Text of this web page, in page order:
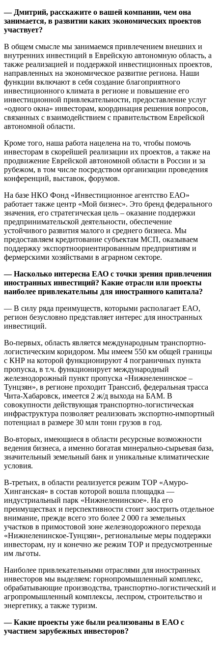
— Дмитрий, расскажите о вашей компании, чем она
занимается, в развитии каких экономических проектов
участвует?
В общем смысле мы занимаемся привлечением внешних и
внутренних инвестиций в Еврейскую автономную область, а
также реализацией и поддержкой инвестиционных проектов,
направленных на экономическое развитие региона. Наши
функции включают в себя создание благоприятного
инвестиционного климата в регионе и повышение его
инвестиционной привлекательности, предоставление услуг
«одного окна» инвесторам, координация решения вопросов,
связанных с взаимодействием с правительством Еврейской
автономной области.
Кроме того, наша работа нацелена на то, чтобы помочь
инвесторам в скорейшей реализации их проектов, а также на
продвижение Еврейской автономной области в России и за
рубежом, в том числе посредством организации проведения
конференций, выставок, форумов.
На базе НКО Фонд «Инвестиционное агентство ЕАО»
работает также центр «Мой бизнес». Это бренд федерального
значения, его стратегическая цель – оказание поддержки
предпринимательской деятельности, обеспечение
устойчивого развития малого и среднего бизнеса. Мы
предоставляем кредитование субъектам МСП, оказываем
поддержку экспортноориентированным предприятиям и
фермерскими хозяйствами в аграрном секторе.
— Насколько интересна ЕАО с точки зрения привлечения
иностранных инвестиций? Какие отрасли или проекты
наиболее привлекательны для иностранного капитала?
— В силу ряда преимуществ, которыми располагает ЕАО,
регион безусловно представляет интерес для иностранных
инвестиций.
Во-первых, область является международным транспортно-
логистическим коридором. Мы имеем 550 км общей границы
с КНР на которой функционируют 4 пограничных пункта
пропуска, в т.ч. функционирует международный
железнодорожный пункт пропуска «Нижнеленинское –
Тунцзян», в регионе проходит Транссиб, федеральная трасса
Чита-Хабаровск, имеется 2 ж/д выхода на БАМ. В
совокупности действующая транспортно-логистическая
инфраструктура позволяет реализовать экспортно-импортный
потенциал в размере 30 млн тонн грузов в год.
Во-вторых, имеющиеся в области ресурсные возможности
ведения бизнеса, а именно богатая минерально-сырьевая база,
значительный земельный банк и уникальные климатические
условия.
В-третьих, в области реализуется режим ТОР «Амуро-
Хинганская» в состав которой вошла площадка —
индустриальный парк «Нижнеленинское». На его
преимуществах и перспективности стоит заострить отдельное
внимание, прежде всего это более 2 000 га земельных
участков в примостовой зоне железнодорожного перехода
«Нижнеленинское-Тунцзян», региональные меры поддержки
инвесторам, ну и конечно же режим ТОР и предусмотренные
им льготы.
Наиболее привлекательными отраслями для иностранных
инвесторов мы выделяем: горнопромышленный комплекс,
обрабатывающие производства, транспортно-логистический и
агропромышленный комплексы, леспром, строительство и
энергетику, а также туризм.
— Какие проекты уже были реализованы в ЕАО с
участием зарубежных инвесторов?